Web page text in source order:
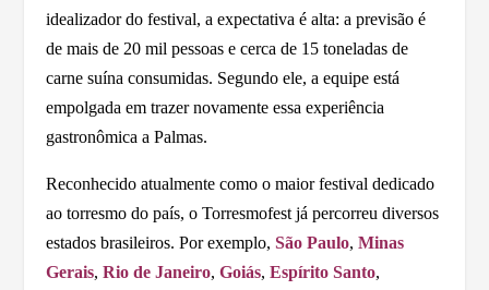
idealizador do festival, a expectativa é alta: a previsão é
de mais de 20 mil pessoas e cerca de 15 toneladas de
carne suína consumidas. Segundo ele, a equipe está
empolgada em trazer novamente essa experiência
gastronômica a Palmas.
Reconhecido atualmente como o maior festival dedicado
ao torresmo do país, o Torresmofest já percorreu diversos
estados brasileiros. Por exemplo,São Paulo,Minas
Gerais,Rio de Janeiro,Goiás,Espírito Santo,